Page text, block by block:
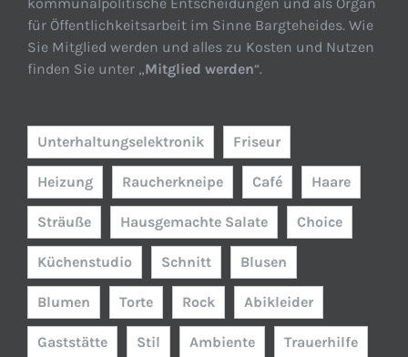
für Öffentlichkeitsarbeit im Sinne Bargteheides. Wie
Sie Mitglied werden und alles zu Kosten und Nutzen
finden Sie unter „Mitglied werden“.
Unterhaltungselektronik Friseur
Heizung Raucherkneipe Café Haare
Sträuße Hausgemachte Salate Choice
Küchenstudio Schnitt Blusen
Blumen Torte Rock Abikleider
Gaststätte Stil Ambiente Trauerhilfe